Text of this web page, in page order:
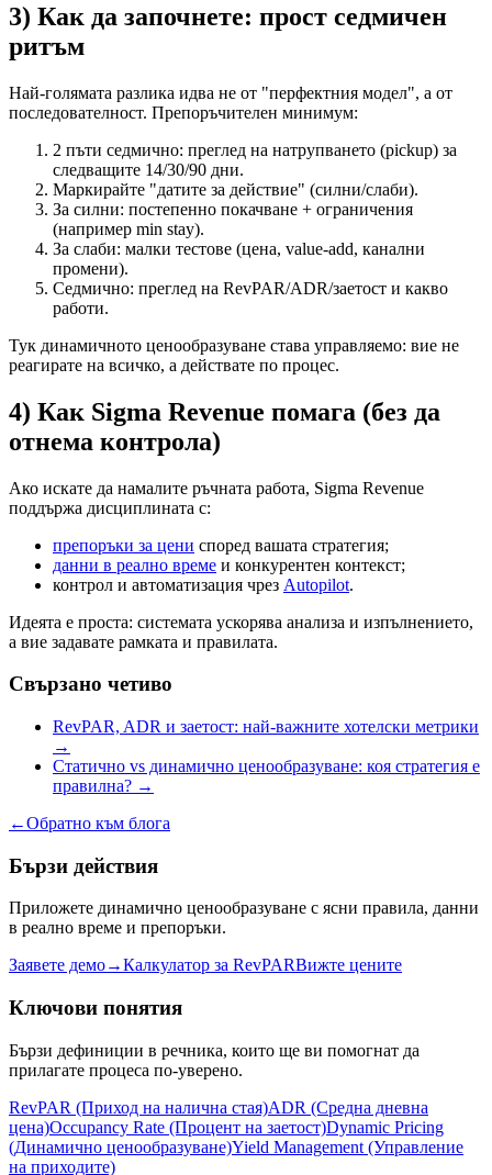
3) Как да започнете: прост седмичен
ритъм
Най-голямата разлика идва не от "перфектния модел", а от
последователност. Препоръчителен минимум:
2 пъти седмично: преглед на натрупването (pickup) за
следващите 14/30/90 дни.
Маркирайте "датите за действие" (силни/слаби).
За силни: постепенно покачване + ограничения
(например min stay).
За слаби: малки тестове (цена, value-add, канални
промени).
Седмично: преглед на RevPAR/ADR/заетост и какво
работи.
Тук динамичното ценообразуване става управляемо: вие не
реагирате на всичко, а действате по процес.
4) Как Sigma Revenue помага (без да
отнема контрола)
Ако искате да намалите ръчната работа, Sigma Revenue
поддържа дисциплината с:
препоръки за цени според вашата стратегия;
данни в реално време и конкурентен контекст;
контрол и автоматизация чрез Autopilot.
Идеята е проста: системата ускорява анализа и изпълнението,
а вие задавате рамката и правилата.
Свързано четиво
RevPAR, ADR и заетост: най-важните хотелски метрики
→
Статично vs динамично ценообразуване: коя стратегия е
правилна? →
←Обратно към блога
Бързи действия
Приложете динамично ценообразуване с ясни правила, данни
в реално време и препоръки.
Заявете демо→Калкулатор за RevPARВижте цените
Ключови понятия
Бързи дефиниции в речника, които ще ви помогнат да
прилагате процеса по-уверено.
RevPAR (Приход на налична стая)ADR (Средна дневна
цена)Occupancy Rate (Процент на заетост)Dynamic Pricing
(Динамично ценообразуване)Yield Management (Управление
на приходите)